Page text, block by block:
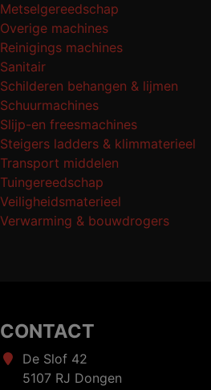
Metselgereedschap
Overige machines
Reinigings machines
Sanitair
Schilderen behangen & lijmen
Schuurmachines
Slijp-en freesmachines
Steigers ladders & klimmaterieel
Transport middelen
Tuingereedschap
Veiligheidsmaterieel
Verwarming & bouwdrogers
CONTACT
De Slof 42
5107 RJ Dongen